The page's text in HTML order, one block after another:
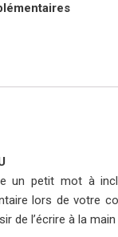
un petit mot à
lors de votre
de l’écrire à la main